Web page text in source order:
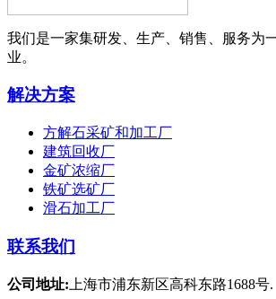
我们是一家集研发、生产、销售、服务为
业。
解决方案
方解石采矿和加工厂
建筑回收厂
金矿浓缩厂
铁矿选矿厂
滑石加工厂
联系我们
公司地址: 上海市浦东新区高科东路1688号.